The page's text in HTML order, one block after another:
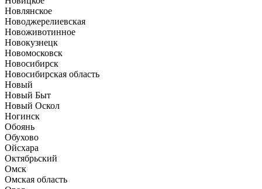
Новлянское
Новоджерелиевская
Новоживотинное
Новокузнецк
Новомосковск
Новосибирск
Новосибирская область
Новый
Новый Быт
Новый Оскол
Ногинск
Обоянь
Обухово
Ойсхара
Октябрьский
Омск
Омская область